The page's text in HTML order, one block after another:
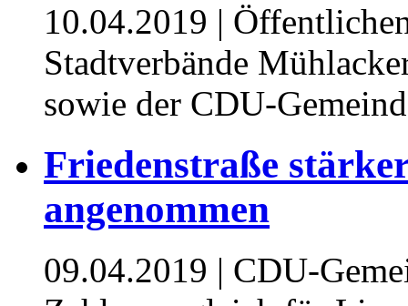
10.04.2019 |
Stadtverbände
sowie der CDU-
Friedenstraße
angenommen
09.04.2019 | CDU-